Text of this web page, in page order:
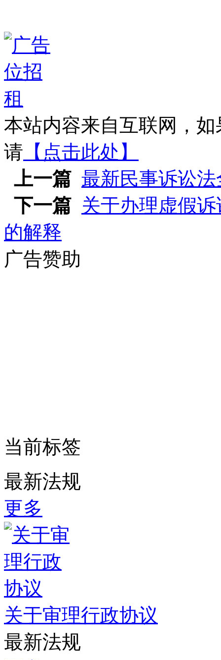
本站内容来自互联网，
请 【点击此处】
上一篇 最新民事诉讼
下一篇 关于办理虚假
的解释
广告赞助
当前标签
最新法规
更多
关于审理行政协议
最新法规